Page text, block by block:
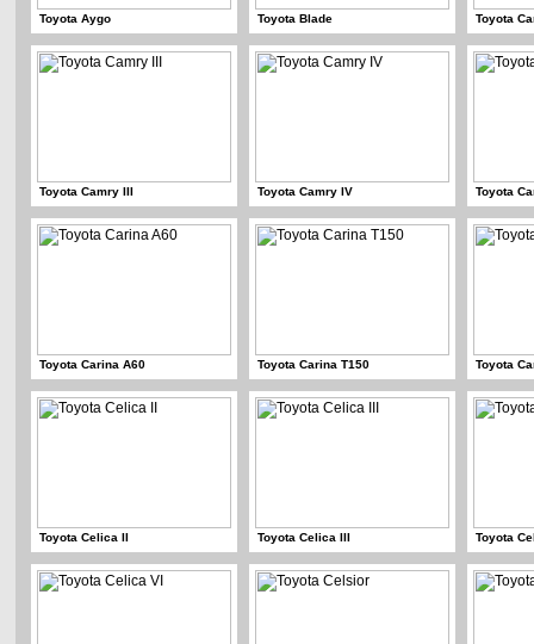
Toyota Aygo Toyota Blade Toyota
Toyota Camry III Toyota Camry IV Toyota
Toyota Carina A60 Toyota Carina T150 Toyota
Toyota Celica II Toyota Celica III Toyota